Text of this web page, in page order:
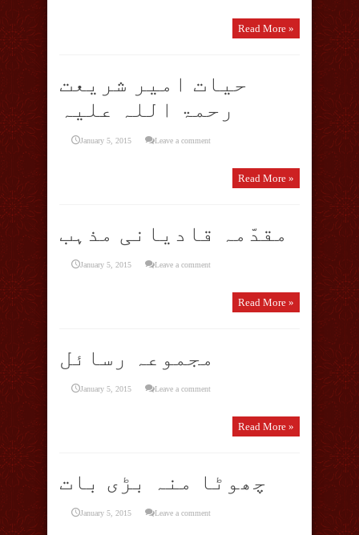
Read More »
حیات امیر شریعت
رحمۃ اللہ علیہ
January 5, 2015 Leave a comment
Read More »
مقدّمہ قادیانی مذہب
January 5, 2015 Leave a comment
Read More »
مجموعہ رسائل
January 5, 2015 Leave a comment
Read More »
چھوٹا منہ بڑی بات
January 5, 2015 Leave a comment